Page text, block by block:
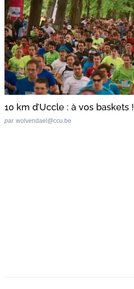
10 km d’Uccle : à vos baskets !
par wolvendael@ccu.be